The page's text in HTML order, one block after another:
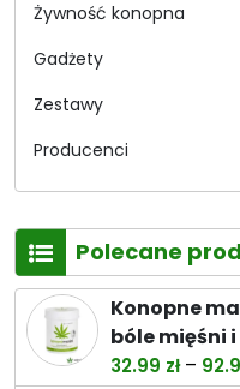
Żywność konopna
Gadżety
Zestawy
Producenci
Polecane
Konopne
bóle mięśni
32.99 zł –